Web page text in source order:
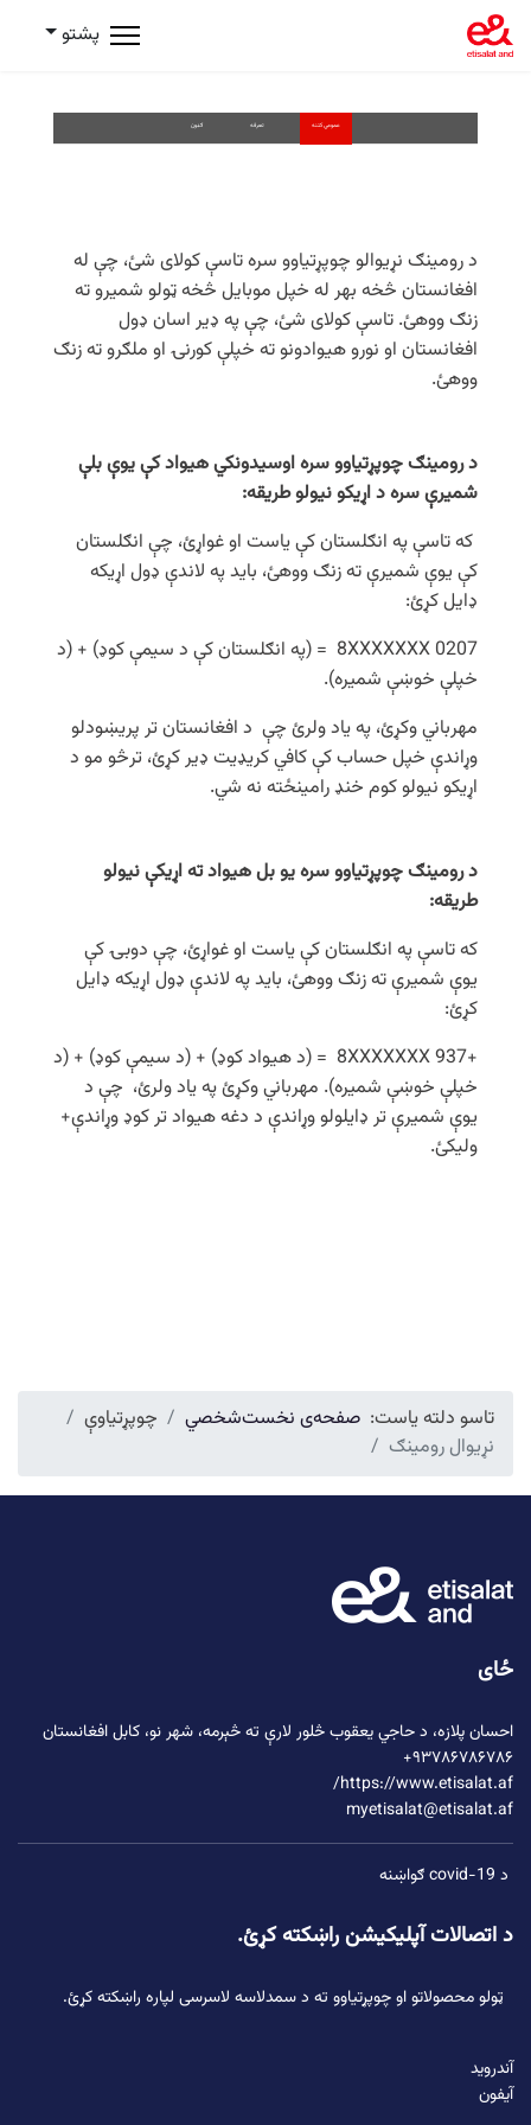
پشتو
عمومي کتنه تعرفه ګډون
د رومینګ نړیوالو چوپړتیاوو سره تاسې کولای شئ، چې له
افغانستان څخه بهر له خپل موبایل څخه ټولو شمیرو ته
زنګ ووهئ. تاسې کولای شئ، چې په ډیر اسان ډول
افغانستان او نورو هیوادونو ته خپلې کورنۍ او ملګرو ته زنګ
ووهئ.
د رومینګ چوپړتیاوو سره اوسیدونکي هیواد کې یوې بلې
شمیرې سره د اړیکو نیولو طریقه:
که تاسې په انګلستان کې یاست او غواړئ، چې انګلستان
کې یوې شمیرې ته زنګ ووهئ، باید په لاندې ډول اړیکه
ډایل کړئ:
0207 8XXXXXXX = (په انګلستان کې د سیمې کوډ) + (د
خپلې خوښې شمیره).
مهرباني وکړئ، په یاد ولرئ چې د افغانستان تر پریښودلو
وړاندې خپل حساب کې کافي کریډیت ډیر کړئ، ترڅو مو د
اړیکو نیولو کوم خنډ رامینځته نه شي.
د رومینګ چوپړتیاوو سره یو بل هیواد ته اړیکې نیولو
طریقه:
که تاسې په انګلستان کې یاست او غواړئ، چې دوبۍ کې
یوې شمیرې ته زنګ ووهئ، باید په لاندې ډول اړیکه ډایل
کړئ:
+937 8XXXXXXX = (د هیواد کوډ) + (د سیمې کوډ) + (د
خپلې خوښې شمیره). مهرباني وکړئ په یاد ولرئ، چې د
یوې شمیرې تر ډایلولو وړاندې د دغه هیواد تر کوډ وړاندې+
ولیکئ.
تاسو دلته یاست: صفحه‌ی نخستشخصي
چوپړتیاوې
نړیوال رومینګ
ځای
احسان پلازه، د حاجي یعقوب څلور لارې ته څېرمه، شهر نو، کابل افغانستان
۹۳۷۸۶۷۸۶۷۸۶+
https://www.etisalat.af/
myetisalat@etisalat.af
د covid-19 ګواښنه
د اتصالات آپلیکیشن راښکته کړئ.
ټولو محصولاتو او چوپړتیاوو ته د سمدلاسه لاسرسی لپاره راښکته کړئ.
آندروید
آیفون